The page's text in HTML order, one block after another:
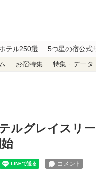
テル250選 5つ星の宿公式
お宿特集 特集・データ
ルグレイスリー新宿、中華圏
ルグレイスリ
始